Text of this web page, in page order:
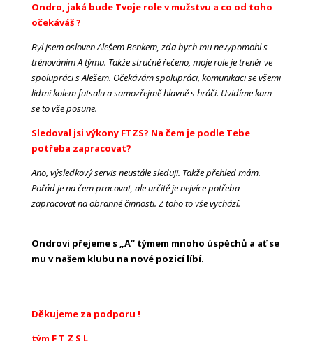
Ondro, jaká bude Tvoje role v mužstvu a co od toho
očekáváš ?
Byl jsem osloven Alešem Benkem, zda bych mu nevypomohl s
trénováním A týmu. Takže stručně řečeno, moje role je trenér ve
spolupráci s Alešem. Očekávám spolupráci, komunikaci se všemi
lidmi kolem futsalu a samozřejmě hlavně s hráči. Uvidíme kam
se to vše posune.
Sledoval jsi výkony FTZS? Na čem je podle Tebe
potřeba zapracovat?
Ano, výsledkový servis neustále sleduji. Takže přehled mám.
Pořád je na čem pracovat, ale určitě je nejvíce potřeba
zapracovat na obranné činnosti. Z toho to vše vychází.
Ondrovi přejeme s „A“ týmem mnoho úspěchů a ať se
mu v našem klubu na nové pozicí líbí.
Děkujeme za podporu !
tým F T Z S L